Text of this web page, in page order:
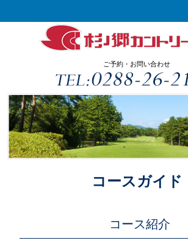
ご予約・お問い合わせ
コースガイド
コース紹介